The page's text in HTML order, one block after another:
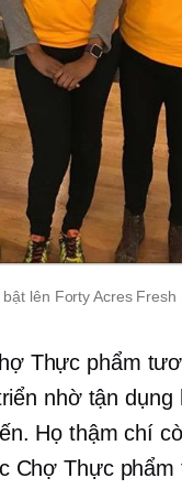
lên Forty Acres Fresh
Thực phẩm
nhờ tận dụng
Họ thậm chí
Chợ Thực